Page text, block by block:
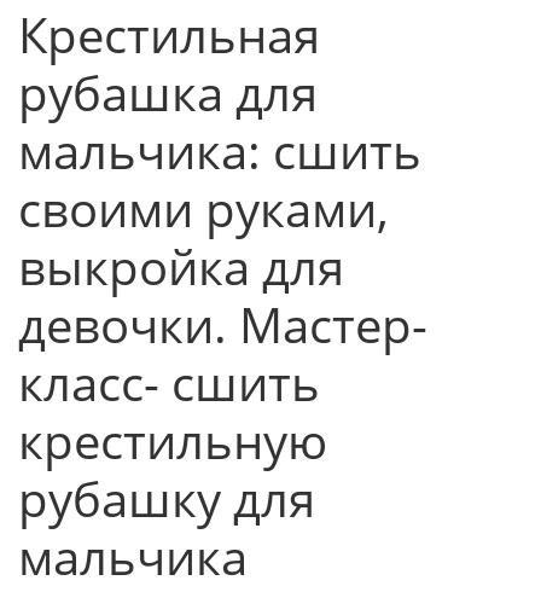
Крестильная
рубашка для
мальчика: сшить
своими руками,
выкройка для
девочки. Мастер-
класс- сшить
крестильную
рубашку для
мальчика